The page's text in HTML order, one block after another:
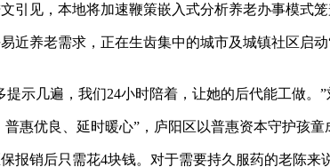
见，本地将加速鞭策嵌入式分析养老办事模式笼
养老需求，正在生齿集中的城市及城镇社区启
几遍，我们24小时陪着，让她的后代能工做。”
优良、延时暖心”，庐阳区以普惠资本守护孩童
销后只需花4块钱。对于需要持久服药的老陈来